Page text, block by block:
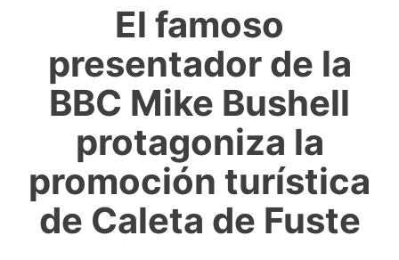
El famoso
presentador de la
BBC Mike Bushell
protagoniza la
promoción turística
de Caleta de Fuste